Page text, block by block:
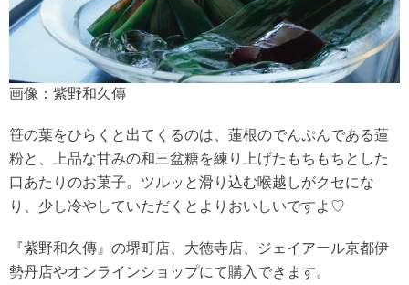
画像：紫野和久傳
笹の葉をひらくと出てくるのは、蓮根のでんぷんである蓮
粉と、上品な甘みの和三盆糖を練り上げたもちもちとした
口あたりのお菓子。ツルッと滑り込む喉越しがクセにな
り、少し冷やしていただくとよりおいしいですよ♡
『紫野和久傳』の堺町店、大徳寺店、ジェイアール京都伊
勢丹店やオンラインショップにて購入できます。